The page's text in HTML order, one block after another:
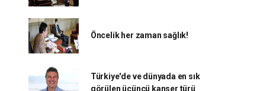
Öncelik her zaman sağlık!
Türkiye'de ve dünyada en sık
görülen üçüncü kanser türü